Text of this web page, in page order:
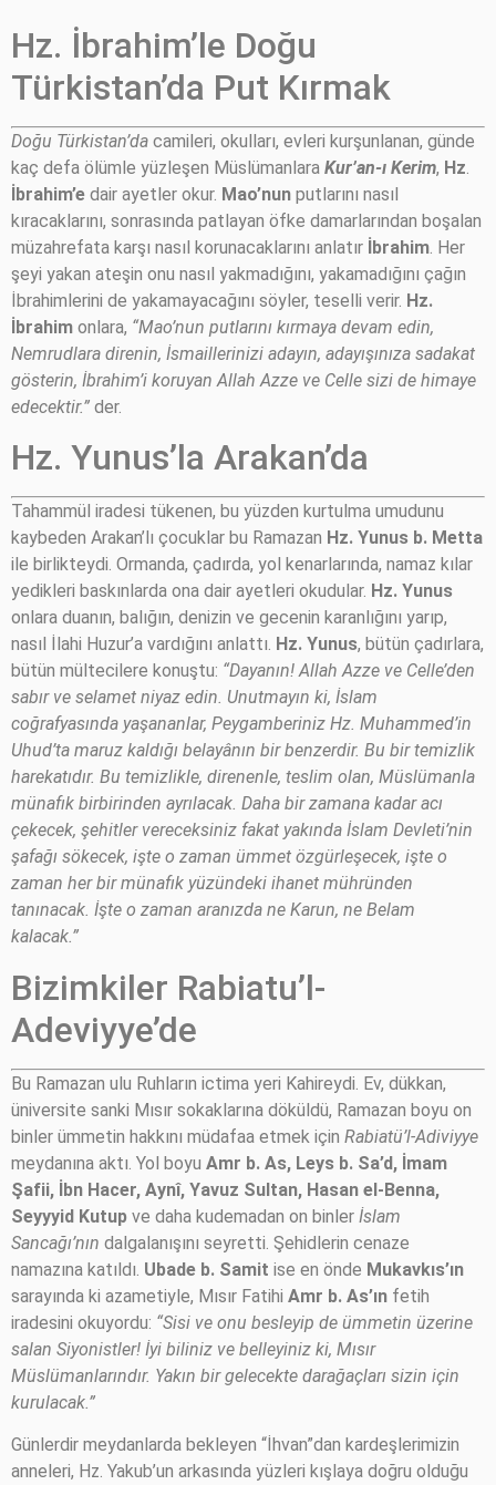
Hz. İbrahim’le Doğu
Türkistan’da Put Kırmak
Doğu Türkistan’da camileri, okulları, evleri kurşunlanan, günde
kaç defa ölümle yüzleşen Müslümanlara Kur’an-ı Kerim, Hz
İbrahim’e dair ayetler okur. Mao’nun putlarını nasıl
kıracaklarını, sonrasında patlayan öfke damarlarından boşalan
müzahrefata karşı nasıl korunacaklarını anlatır İbrahim . Her
şeyi yakan ateşin onu nasıl yakmadığını, yakamadığını çağın
İbrahimlerini de yakamayacağını söyler, teselli verir. Hz.
İbrahim onlara, “Mao’nun putlarını kırmaya devam edin,
Nemrudlara direnin, İsmaillerinizi adayın, adayışınıza sadakat
gösterin, İbrahim’i koruyan Allah Azze ve Celle sizi de himaye
edecektir.” der.
Hz. Yunus’la Arakan’da
Tahammül iradesi tükenen, bu yüzden kurtulma umudunu
kaybeden Arakan’lı çocuklar bu Ramazan Hz. Yunus b. Metta
ile birlikteydi. Ormanda, çadırda, yol kenarlarında, namaz kılar
yedikleri baskınlarda ona dair ayetleri okudular. Hz. Yunus
onlara duanın, balığın, denizin ve gecenin karanlığını yarıp,
nasıl İlahi Huzur’a vardığını anlattı. Hz. Yunus, bütün çadırlara,
bütün mültecilere konuştu: “Dayanın! Allah Azze ve Celle’den
sabır ve selamet niyaz edin. Unutmayın ki, İslam
coğrafyasında yaşananlar, Peygamberiniz Hz. Muhammed’in
Uhud’ta maruz kaldığı belayânın bir benzerdir. Bu bir temizlik
harekatıdır. Bu temizlikle, direnenle, teslim olan, Müslümanla
münafık birbirinden ayrılacak. Daha bir zamana kadar acı
çekecek, şehitler vereceksiniz fakat yakında İslam Devleti’nin
şafağı sökecek, işte o zaman ümmet özgürleşecek, işte o
zaman her bir münafık yüzündeki ihanet mühründen
tanınacak. İşte o zaman aranızda ne Karun, ne Belam
kalacak.”
Bizimkiler Rabiatu’l-
Adeviyye’de
Bu Ramazan ulu Ruhların ictima yeri Kahireydi. Ev, dükkan,
üniversite sanki Mısır sokaklarına döküldü, Ramazan boyu on
binler ümmetin hakkını müdafaa etmek için Rabiatü’l-Adiviyye
meydanına aktı. Yol boyu Amr b. As, Leys b. Sa’d, İmam
Şafii, İbn Hacer, Aynî, Yavuz Sultan, Hasan el-Benna,
Seyyyid Kutup ve daha kudemadan on binler İslam
Sancağı’nın dalgalanışını seyretti. Şehidlerin cenaze
namazına katıldı. Ubade b. Samit ise en önde Mukavkıs’ın
sarayında ki azametiyle, Mısır Fatihi Amr b. As’ın fetih
iradesini okuyordu: “Sisi ve onu besleyip de ümmetin üzerine
salan Siyonistler! İyi biliniz ve belleyiniz ki, Mısır
Müslümanlarındır. Yakın bir gelecekte darağaçları sizin için
kurulacak.”
Günlerdir meydanlarda bekleyen “İhvan”dan kardeşlerimizin
anneleri, Hz. Yakub’un arkasında yüzleri kışlaya doğru olduğu